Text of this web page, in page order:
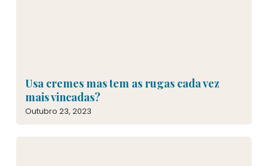
Usa cremes mas tem as rugas cada vez
mais vincadas?
Outubro 23, 2023